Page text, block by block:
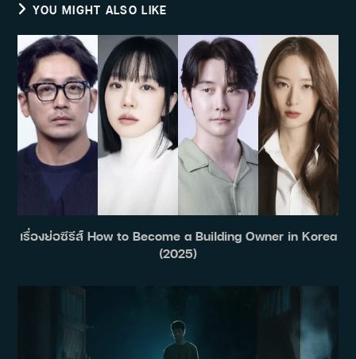
YOU MIGHT ALSO LIKE
เรื่องย่อซีรีส์ How to Become a Building Owner in Korea
(2025)